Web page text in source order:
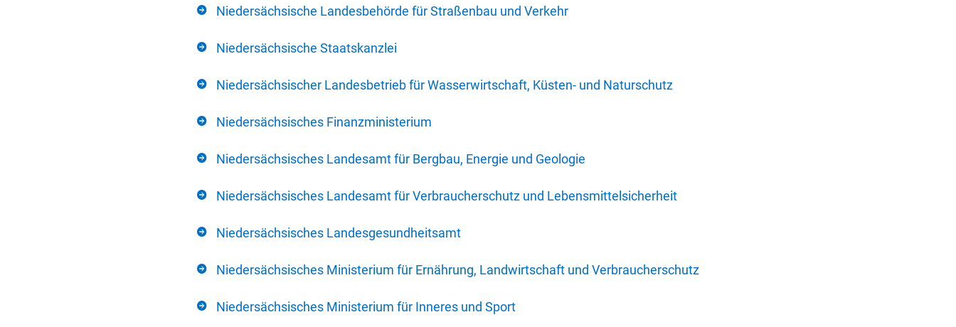
Niedersächsische Landesbehörde für Straßenbau und Verkehr
Niedersächsische Staatskanzlei
Niedersächsischer Landesbetrieb für Wasserwirtschaft, Küsten- und Naturschutz
Niedersächsisches Finanzministerium
Niedersächsisches Landesamt für Bergbau, Energie und Geologie
Niedersächsisches Landesamt für Verbraucherschutz und Lebensmittelsicherheit
Niedersächsisches Landesgesundheitsamt
Niedersächsisches Ministerium für Ernährung, Landwirtschaft und Verbraucherschutz
Niedersächsisches Ministerium für Inneres und Sport